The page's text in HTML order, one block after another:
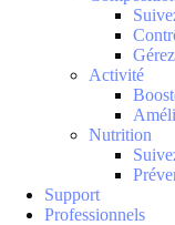
Activité
Nutrition
Support
Professionnels